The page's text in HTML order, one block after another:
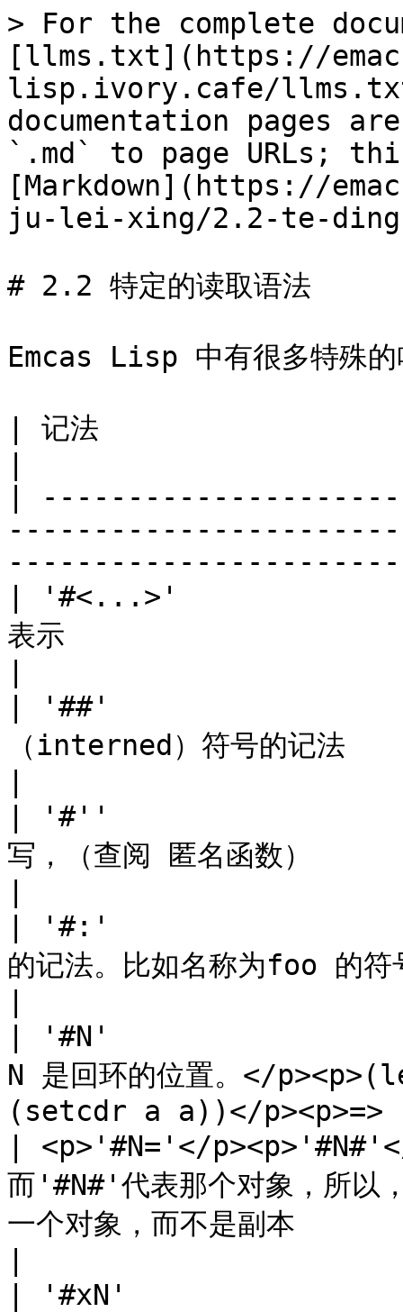
> For the complete
[llms.txt](https://
lisp.ivory.cafe/
documentation pages
`.md` to page URLs;
[Markdown](https://
ju-lei-xing/2.2-te-
# 2.2 特定的读取语法
Emcas Lisp 中有很多特殊的
| 记法
|
| '#<...>'                 |
表示
| '##'                     |
（interned）符号的记法
| '#''                     |
写，（查阅 匿名函数）
| '#:'                     |
的记法。比如名称为foo 的
| '#N'                     |
N 是回环的位置。</
(setcdr a a))</
| <p>'#N='</
而'#N#'代表那个对象，所以
一个对象，而不是副本
| '#xN'